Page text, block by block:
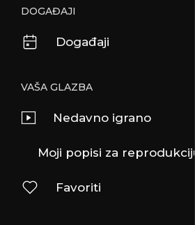
DOGAĐAJI
Događaji
VAŠA GLAZBA
Nedavno igrano
Moji popisi za reprodukciju
Favoriti